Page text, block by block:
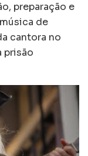
preparação e
de
cantora no
prisão